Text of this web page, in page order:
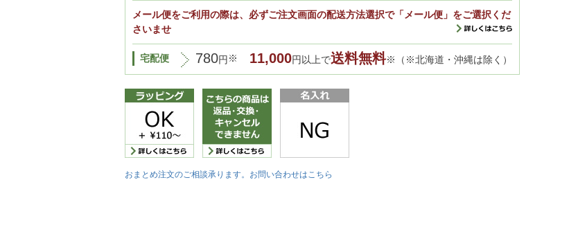
メール便をご利用の際は、必ずご注文画面の配送方法選択で「メール便」をご選択くだ
さいませ
宅配便 780円 ※ 11,000円以上で送料無料※（※北海道・沖縄は除く）
おまとめ注文のご相談承ります。お問い合わせはこちら